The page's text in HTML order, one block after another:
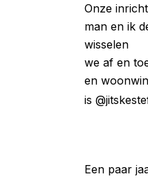
Onze
man en ik
wisselen
we af en
en
is
Een paar